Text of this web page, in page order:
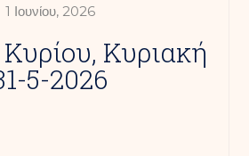
1 Ιουνίου, 2026
Κυριακή
5-2026